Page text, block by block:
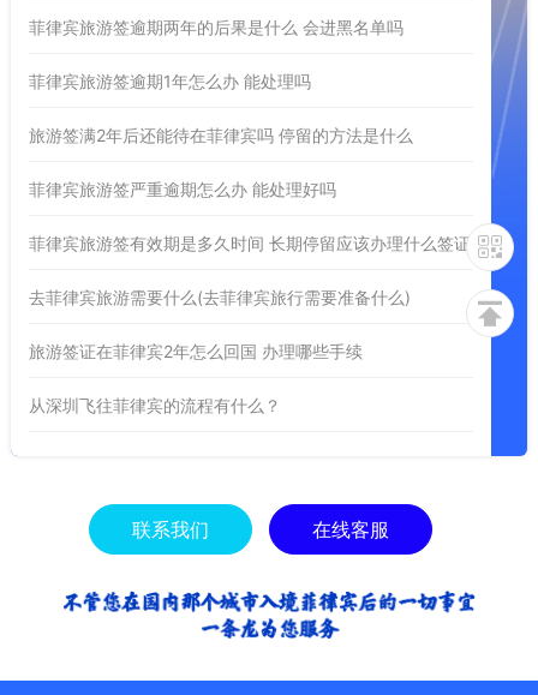
菲律宾旅游签逾期两年的后果是什么 会进黑名单吗
菲律宾旅游签逾期1年怎么办 能处理吗
旅游签满2年后还能待在菲律宾吗 停留的方法是什么
菲律宾旅游签严重逾期怎么办 能处理好吗
菲律宾旅游签有效期是多久时间 长期停留应该办理什么签证
去菲律宾旅游需要什么(去菲律宾旅行需要准备什么)
旅游签证在菲律宾2年怎么回国 办理哪些手续
从深圳飞往菲律宾的流程有什么？
联系我们 在线客服